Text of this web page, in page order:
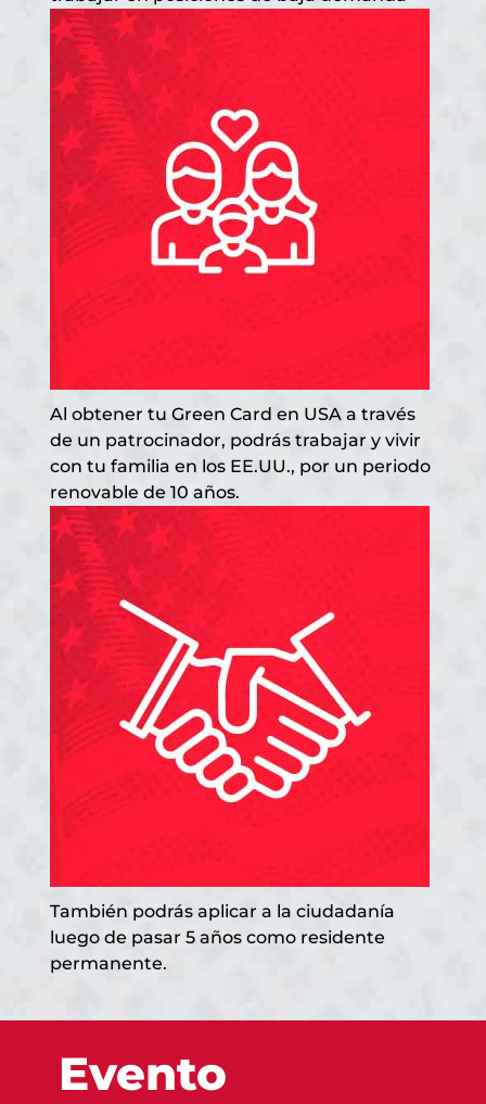
Al obtener tu Green Card en USA a través
de un patrocinador, podrás trabajar y vivir
con tu familia en los EE.UU., por un periodo
renovable de 10 años.
También podrás aplicar a la ciudadanía
luego de pasar 5 años como residente
permanente.
Evento